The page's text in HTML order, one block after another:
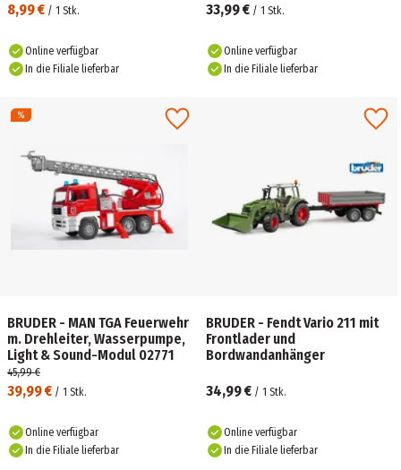
8,99 € / 1 Stk.
Online verfügbar
In die Filiale lieferbar
33,99 € / 1 Stk.
Online verfügbar
In die Filiale lieferbar
BRUDER - MAN TGA Feuerwehr
m. Drehleiter, Wasserpumpe,
Light & Sound-Modul 02771
39,99 € / 1 Stk.
45,99 €
Online verfügbar
In die Filiale lieferbar
BRUDER - Fendt Vario 211 mit
Frontlader und
Bordwandanhänger
34,99 € / 1 Stk.
Online verfügbar
In die Filiale lieferbar